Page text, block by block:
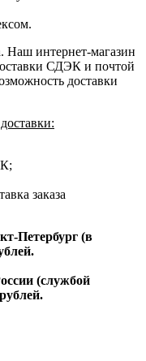
Наш интернет-магазин
СДЭК и почтой
доставки
заказа
Петербург (в
(службой